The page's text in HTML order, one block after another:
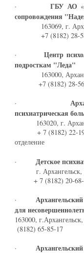
· ГБУ АО«
сопровождения
163069, г.
+7 (8182) 28-58-
· Центр
подросткам "Леда"
163000,
+7 (8182)
·
психиатрическая
163020, г.
+ 7 (8182) 22-19-
отделение
· Детское
г. Архангельск,
+ 7 (8182) 20-68-
·
для
163000,
(8182) 65-85-17
·